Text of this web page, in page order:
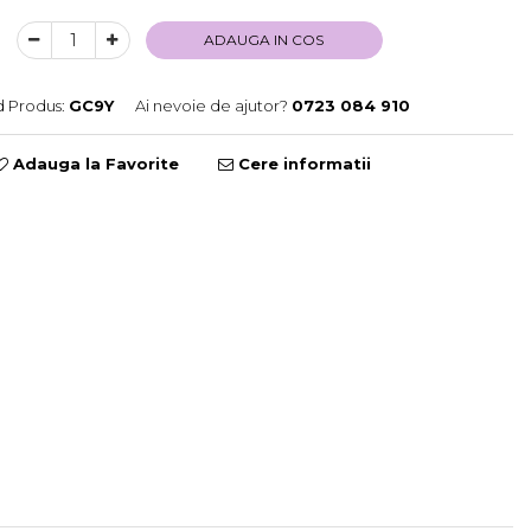
ADAUGA IN COS
Produs: GC9Y Ai nevoie de ajutor? 0723 084 910
Adauga la Favorite Cere informatii